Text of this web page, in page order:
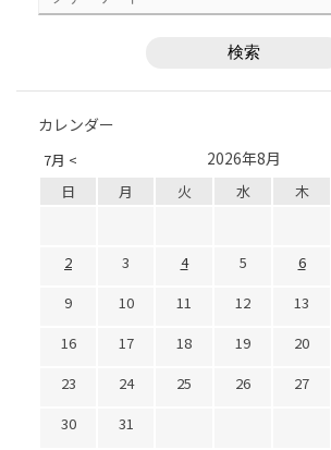
カレンダー
7月 < 2026年8月
日 月 火 水 木
2
3 4 5 6
9
10 11 12 13
16
17 18 19 20
23
24 25 26 27
30
31